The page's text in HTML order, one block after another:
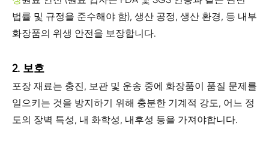
법률 및 규정을 준수해야 함), 생산 공정, 생산 환경, 등 내부
화장품의 위생 안전을 보장합니다.
2. 보호
포장 재료는 충진, 보관 및 운송 중에 화장품이 품질 문제를
일으키는 것을 방지하기 위해 충분한 기계적 강도, 어느 정
도의 장벽 특성, 내 화학성, 내후성 등을 가져야합니다.